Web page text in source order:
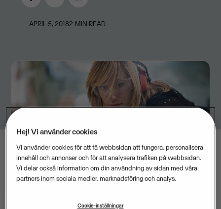
APRIL 5, 20182 MIN READ
Hej! Vi använder cookies
Vi använder cookies för att få webbsidan att fungera, personalisera
innehåll och annonser och för att analysera trafiken på webbsidan.
Vi delar också information om din användning av sidan med våra
partners inom sociala medier, marknadsföring och analys.
Cookie-inställningar